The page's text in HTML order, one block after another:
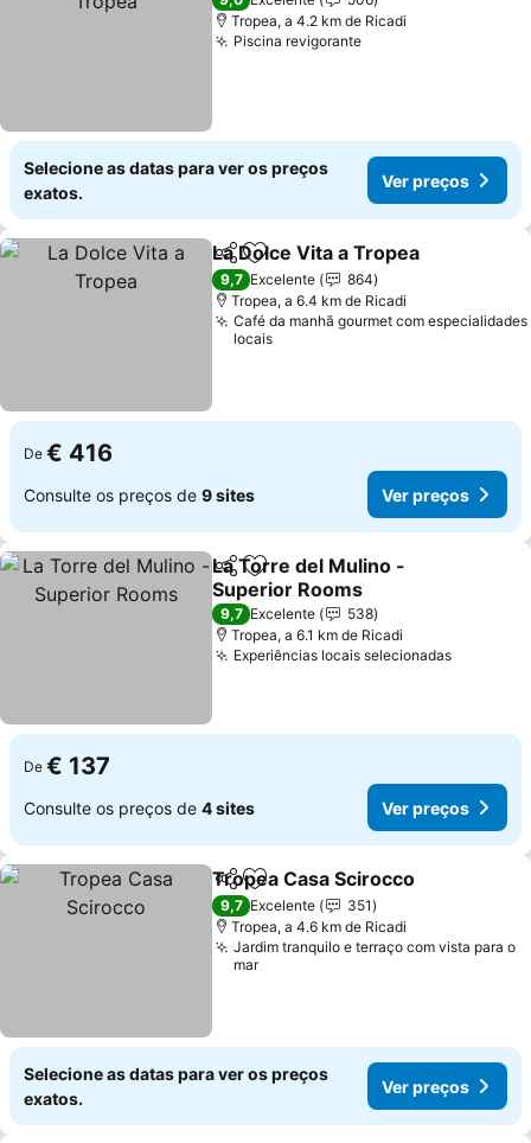
Tropea, a 4.2 km de Ricadi
Piscina revigoranteVer preços
Selecione as datas para ver os preços
exatos.
Ver preços
PartilharAdicionar aos favoritos
La Dolce Vita a Tropea
9,7 Excelente
864
Tropea, a 6.4 km de Ricadi
Café da manhã gourmet com especialidades
locais
De € 416
Consulte os preços de 9 sites Ver preços
PartilharAdicionar aos favoritos
La Torre del Mulino -
Superior Rooms
Ver preços
9,7 Excelente
538
Tropea, a 6.1 km de Ricadi
Experiências locais selecionadasVer
De € 137
Consulte os preços de 4 sites Ver preços
PartilharAdicionar aos favoritos
Tropea Casa Scirocco
9,7 Excelente
351
Tropea, a 4.6 km de Ricadi
Jardim tranquilo e terraço com vista para o
mar
Selecione as datas para ver os preços
exatos.
Ver preços